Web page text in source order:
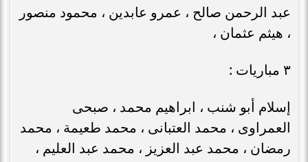
عبد الرحمن صالح ، عمرو عابدين ، محمود منصور
، هيثم عثمان ،
٣ مباريات :
إسلام أبو شنب ، ابراهيم محمد ، صبحى
العمراوى ، محمد العتبانى ، محمد طعيمة ، محمد
رمضان ، محمد عبد العزيز ، محمد عبد العليم ،